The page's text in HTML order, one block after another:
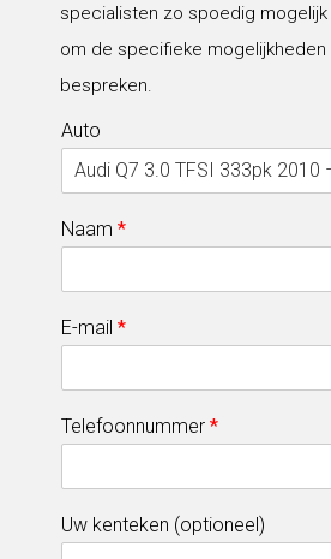
specialisten zo spoedig
om de specifieke mogelijkheden
bespreken.
Auto
Naam *
E-mail *
Telefoonnummer *
Uw kenteken (optioneel)